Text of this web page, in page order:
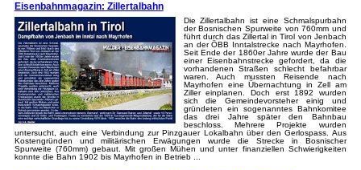
Eisenbahnmagazin: Zillertalbahn
Die Zillertalbahn ist eine Schmalspurbahn
der Bosnischen Spurweite von 760mm und
führt durch das Zillertal in Tirol von Jenbach
an der ÖBB Inntalstrecke nach Mayrhofen.
Seit Ende der 1860er Jahre wurde der Bau
einer Eisenbahnstrecke gefordert, da die
vorhandenen Straßen schlecht befahrbar
waren. Auch mussten Reisende nach
Mayrhofen eine Übernachtung in Zell am
Ziller einplanen. Doch erst 1892 wurden
sich die Gemeindevorsteher einig und
gründeten ein sogenanntes Bahnkomitee
das drei Jahre später den Bahnbau
beschloss. Mehrere Projekte wurden
untersucht, auch eine Verbindung zur Pinzgauer Lokalbahn über den Gerlospass. Aus
Kostengründen und militärischen Erwägungen wurde die Strecke in Bosnischer
Spurweite (760mm) gebaut. Mit großen Mühen und unter finanziellen Schwierigkeiten
konnte die Bahn 1902 bis Mayrhofen in Betrieb ...